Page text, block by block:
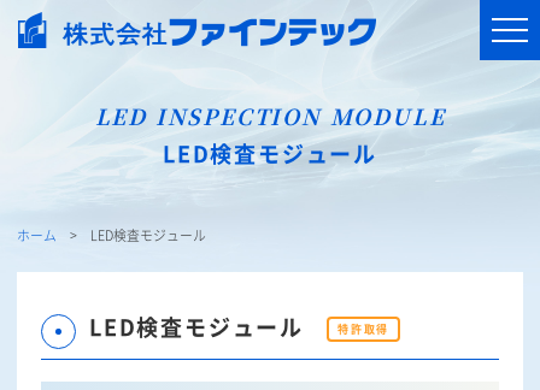
LED INSPECTION MODULE
LED検査モジュール
ホーム LED検査モジュール
LED検査モジュール 特許取得